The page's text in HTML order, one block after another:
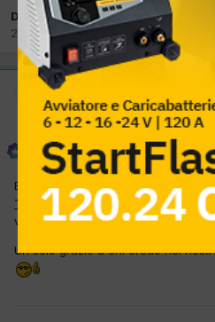
Da Phoenix
25 Settembre 2012
in Tutto su
Amministratore
Phoenix
Inviato25 Settembre 2012
E' pazzesco come in soli circa 4
TOPIC
nella sezione Aziende, ora
visualizzazioni...
Un solo grazie a chi crede nel